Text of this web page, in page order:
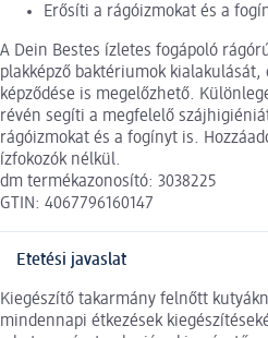
Erősíti a rágóizmokat és a
A Dein Bestes ízletes fogápoló
plakképző baktériumok kialakulását,
képződése is megelőzhető.
révén segíti a megfelelő
rágóizmokat és a fogínyt is.
ízfokozók nélkül.
dm termékazonosító: 3038225
GTIN: 4067796160147
Etetési javaslat
Kiegészítő takarmány felnőtt
mindennapi étkezések